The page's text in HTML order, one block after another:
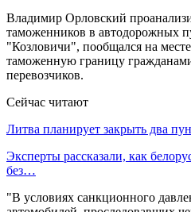
Владимир Орловский
таможенников в автодорожных
"Козловичи", пообщался на
таможенную границу
перевозчиков.
Сейчас читают
Литва планирует закрыть два
Эксперты рассказали, как
без…
"В условиях санкционного